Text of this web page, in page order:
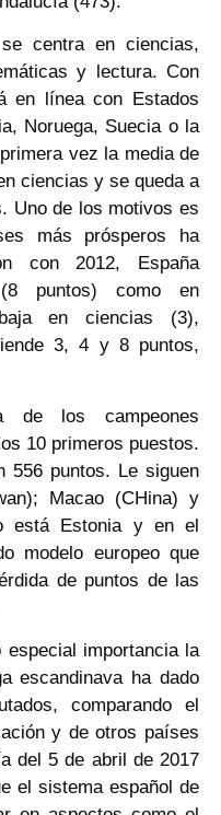
centra en ciencias,
y lectura. Con
en línea con Estados
Noruega, Suecia o la
vez la media de
ciencias y se queda a
Uno de los motivos es
más prósperos ha
con 2012, España
puntos) como en
en ciencias (3),
3, 4 y 8 puntos,
de los campeones
10 primeros puestos.
556 puntos. Le siguen
Macao (CHina) y
está Estonia y en el
modelo europeo que
de puntos de las
importancia la
escandinava ha dado
comparando el
y de otros países
del 5 de abril de 2017
el sistema español de